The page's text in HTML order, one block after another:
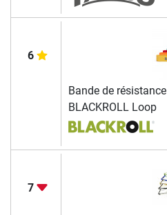
6
Bande de résistance
BLACKROLL Loop
7